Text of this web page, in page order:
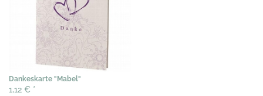
Dankeskarte "Mabel"
1,12 € *